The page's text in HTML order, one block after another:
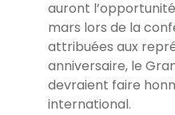
auront
mars lors de la
attribuées aux
anniversaire, le
devraient faire
international.